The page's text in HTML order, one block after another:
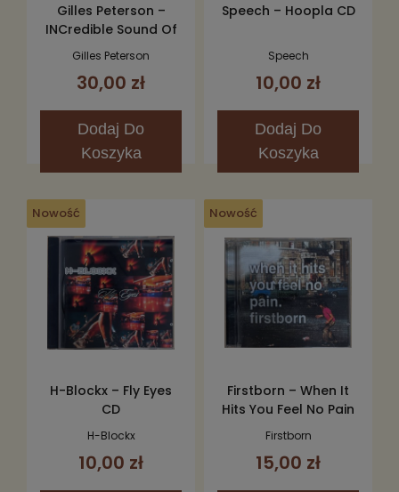
Gilles Peterson –
INCredible Sound Of
Gilles Peterson CD
Gilles Peterson
30,00 zł
Dodaj Do
Koszyka
Speech – Hoopla CD
Speech
10,00 zł
Dodaj Do
Koszyka
Nowość
H-Blockx – Fly Eyes
CD
H-Blockx
10,00 zł
Nowość
Firstborn – When It
Hits You Feel No Pain
CD
Firstborn
15,00 zł